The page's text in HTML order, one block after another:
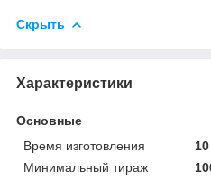
Скрыть
Характеристики
Основные
Время изготовления
Минимальный тираж